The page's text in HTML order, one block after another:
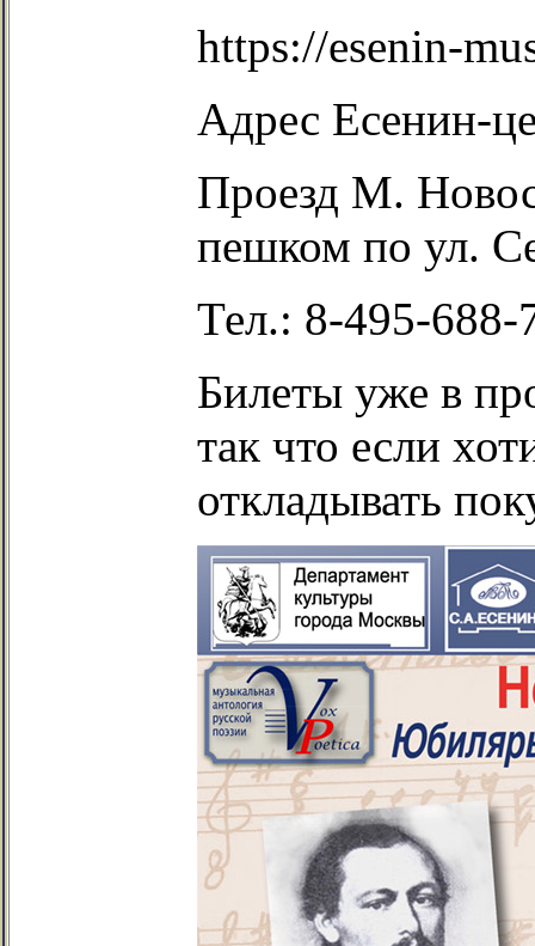
https://esenin-
Адрес Есенин-
Проезд М.
пешком по ул.
Тел.: 8-495-688-
Билеты уже в
так что если
откладывать